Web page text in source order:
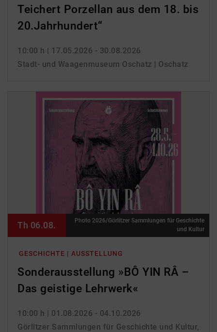
Teichert Porzellan aus dem 18. bis
20.Jahrhundert“
10:00 h | 17.05.2026 - 30.08.2026
Stadt- und Waagenmuseum Oschatz | Oschatz
GESCHICHTE | AUSSTELLUNG
Sonderausstellung »BÔ YIN RÂ –
Das geistige Lehrwerk«
10:00 h | 01.08.2026 - 04.10.2026
Görlitzer Sammlungen für Geschichte und Kultur,
Th 06.08.
Photo 2026/Görlitzer Sammlungen für Geschichte
und Kultur